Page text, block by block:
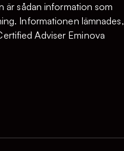
är sådan information som
Informationen lämnades,
Adviser Eminova